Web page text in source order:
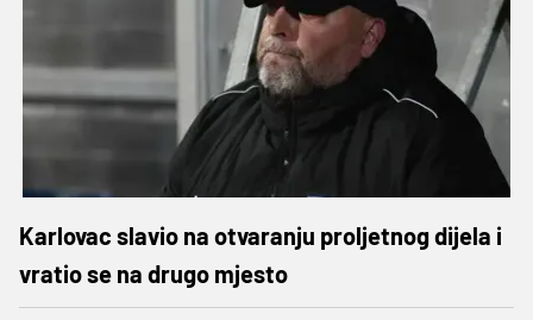
Karlovac slavio na otvaranju proljetnog dijela i
vratio se na drugo mjesto